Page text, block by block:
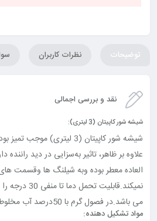
توضیحات نظرات کاربران
نقد و بررسی اجمالی
شیشه شور کاپیتان (3 لیتری):
شیشه شور کاپیتان (3 لیتری)
علاوه بر ظاهر، تاثیر به‌سزایی در دید
العاده معطر بوده وبه شیلنگ ها وقسمت
می باشد.در فصول گرم با 50درصد آب مخلوط گردد.
مواد تشکیل دهنده: